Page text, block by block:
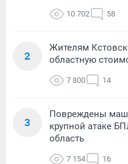
10 702 58
2
Жителям
областную
7 800 14
3
Повреждены
крупной атаке
область
7 154 16